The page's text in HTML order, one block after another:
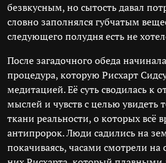
безвкусным, но сытость давал
словно заполнялся губчатым
следующего полудня есть не
После загадочного обеда
процедура, которую Рисхарт
медитацией. Её суть сводилась к
мыслей и чувств с целью увидеть
ткани реальности, о которых всё
антипророк. Люди садились на
покачиваясь, часами смотрели на